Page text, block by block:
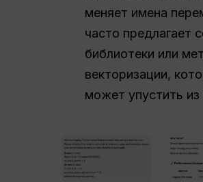
меняет имена
часто предлагает
библиотеки или
векторизации,
может упустить из